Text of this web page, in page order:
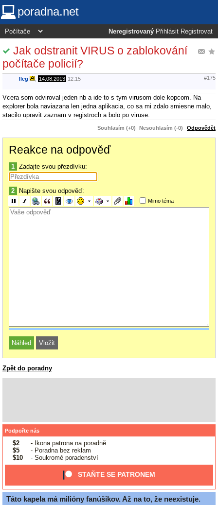
poradna.net
Neregistrovaný Přihlásit Registrovat
Jak odstranit VIRUS o zablokování
počítače policií?
fleg 14.08.2013 12:15 #175
Vcera som odviroval jeden nb a ide to s tym virusom dole kopcom. Na
explorer bola naviazana len jedna aplikacia, co sa mi zdalo smiesne malo,
stacilo upravit zaznam v registroch a bolo po viruse.
Souhlasím (+0) Nesouhlasím (-0) Odpovědět
Reakce na odpověď
1 Zadajte svou přezdívku:
2 Napište svou odpověď:
Mimo téma
Zpět do poradny
Podpořte nás
$2
- Ikona patrona na poradně
$5
- Poradna bez reklam
$10
- Soukromé poradenství
STAŇTE SE PATRONEM
Táto kapela má milióny fanúšikov. Až na to, že neexistuje.